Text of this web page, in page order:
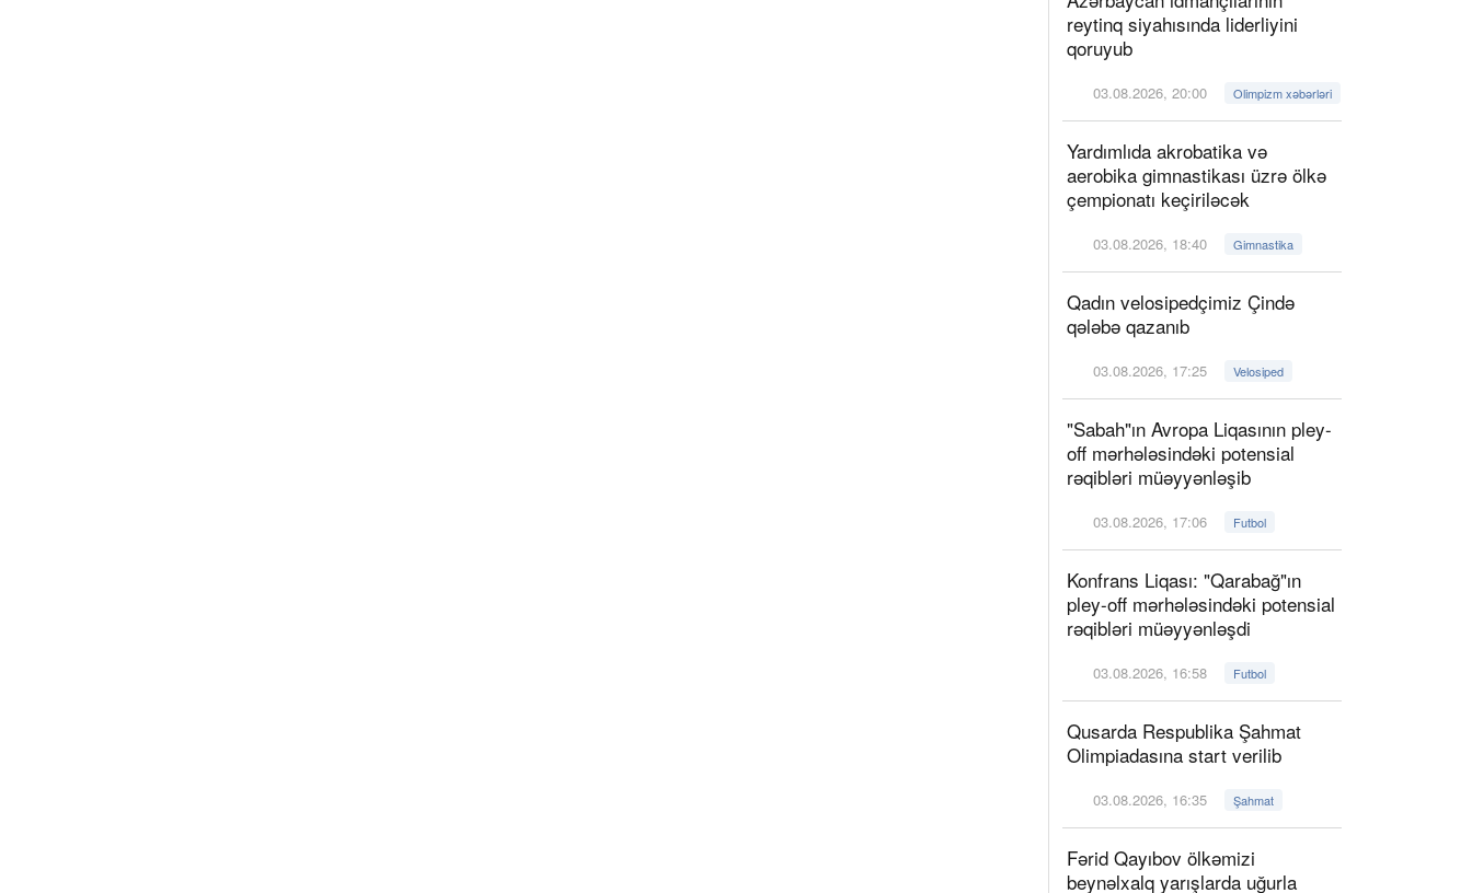
reytinq siyahısında liderliyini
qoruyub
03.08.2026, 20:00 Olimpizm xəbərləri
Yardımlıda akrobatika və
aerobika gimnastikası üzrə ölkə
çempionatı keçiriləcək
03.08.2026, 18:40 Gimnastika
Qadın velosipedçimiz Çində
qələbə qazanıb
03.08.2026, 17:25 Velosiped
"Sabah"ın Avropa Liqasının pley-
off mərhələsindəki potensial
rəqibləri müəyyənləşib
03.08.2026, 17:06 Futbol
Konfrans Liqası: "Qarabağ"ın
pley-off mərhələsindəki potensial
rəqibləri müəyyənləşdi
03.08.2026, 16:58 Futbol
Qusarda Respublika Şahmat
Olimpiadasına start verilib
03.08.2026, 16:35 Şahmat
Fərid Qayıbov ölkəmizi
beynəlxalq yarışlarda uğurla